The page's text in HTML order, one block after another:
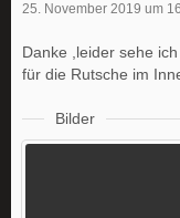
25. November 2019 um
Danke ,leider sehe
für die Rutsche im
Bilder